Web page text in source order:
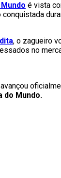
é vista
, o zagueiro
no
do Mundo.